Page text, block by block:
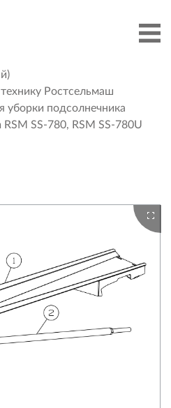
технику Ростсельмаш
уборки подсолнечника
SS-780, RSM SS-780U